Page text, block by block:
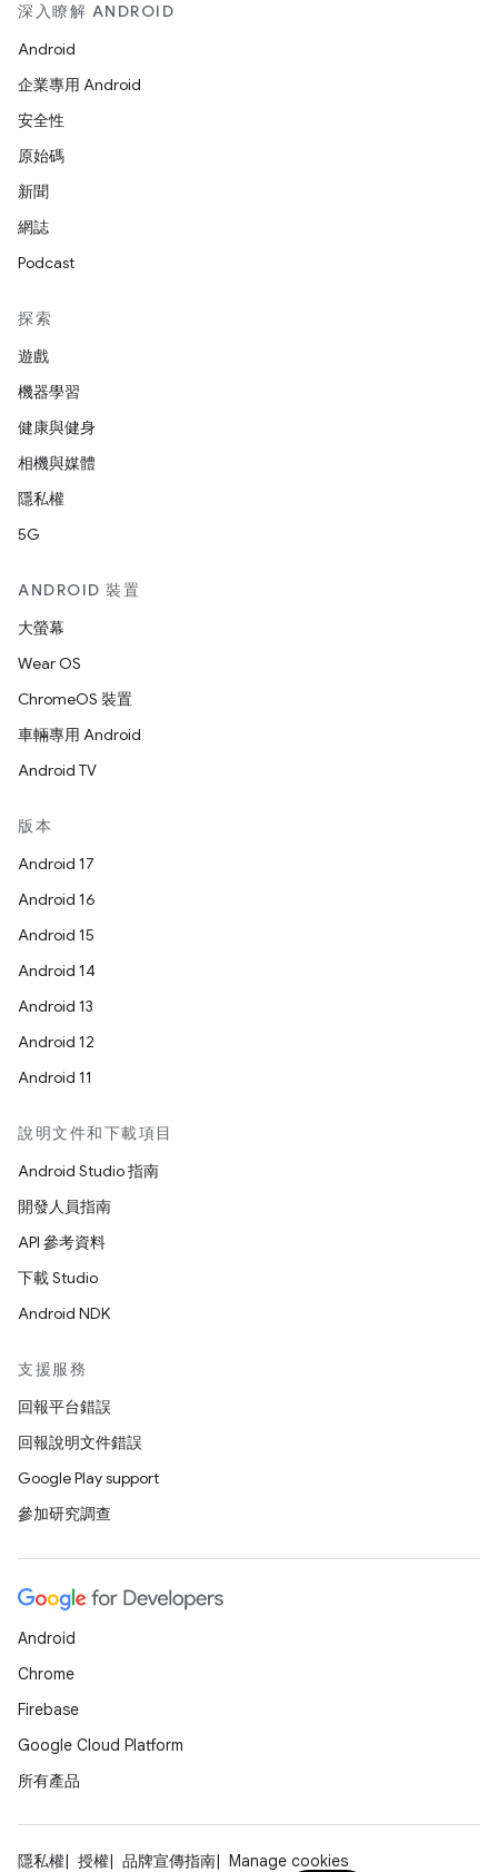
深入瞭解 ANDROID
Android
企業專用 Android
安全性
原始碼
新聞
網誌
Podcast
探索
遊戲
機器學習
健康與健身
相機與媒體
隱私權
5G
ANDROID 裝置
大螢幕
Wear OS
ChromeOS 裝置
車輛專用 Android
Android TV
版本
Android 17
Android 16
Android 15
Android 14
Android 13
Android 12
Android 11
說明文件和下載項目
Android Studio 指南
開發人員指南
API 參考資料
下載 Studio
Android NDK
支援服務
回報平台錯誤
回報說明文件錯誤
Google Play support
參加研究調查
Android
Chrome
Firebase
Google Cloud Platform
所有產品
隱私權 授權 品牌宣傳指南 Manage cookies